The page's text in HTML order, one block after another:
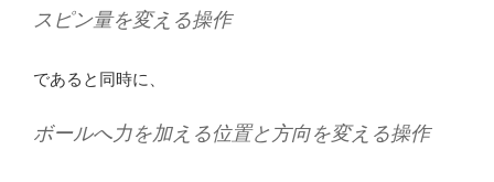
スピン量を変える操作
であると同時に、
ボールへ力を加える位置と方向を変える操作